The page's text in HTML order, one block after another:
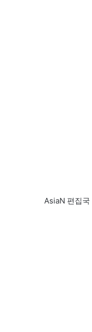
AsiaN 편집